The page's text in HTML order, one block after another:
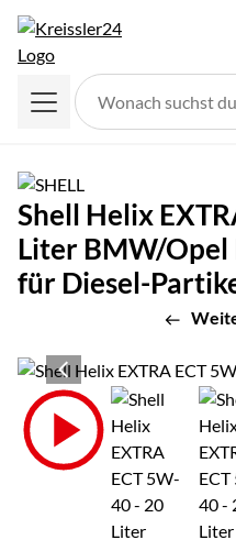
Shell Helix
Liter BMW/
für Diesel-
Produktgalerie
Zur Kaufbox springen